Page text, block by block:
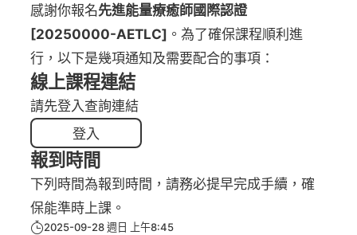
感謝你報名先進能量療癒師國際認證
[20250000-AETLC] 。為了確保課程順利進
行，以下是幾項通知及需要配合的事項：
線上課程連結
請先登入查詢連結
登入
報到時間
下列時間為報到時間，請務必提早完成手續，確
保能準時上課。
2025-09-28 週日 上午8:45